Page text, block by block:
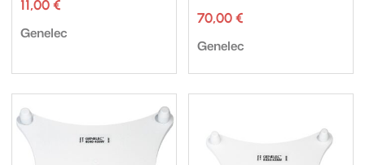
11,00 €
Tuotemerkki:
Genelec
70,00 €
Tuotemerkki:
Genelec